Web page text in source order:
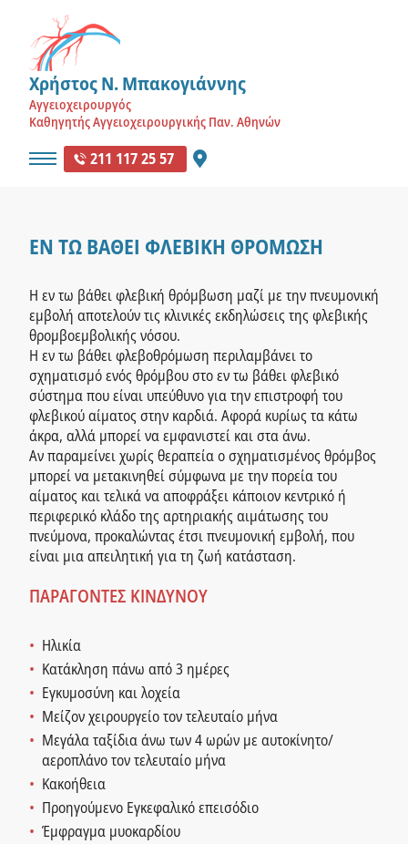
Χρήστος Ν. Μπακογιάννης
Αγγειοχειρουργός
Καθηγητής Αγγειοχειρουργικής Παν. Αθηνών
211 117 25 57
ΕΝ ΤΩ ΒΑΘΕΙ ΦΛΕΒΙΚΗ ΘΡΟΜΩΣΗ
Η εν τω βάθει φλεβική θρόμβωση μαζί με την πνευμονική
εμβολή αποτελούν τις κλινικές εκδηλώσεις της φλεβικής
θρομβοεμβολικής νόσου.
Η εν τω βάθει φλεβοθρόμωση περιλαμβάνει το
σχηματισμό ενός θρόμβου στο εν τω βάθει φλεβικό
σύστημα που είναι υπεύθυνο για την επιστροφή του
φλεβικού αίματος στην καρδιά. Αφορά κυρίως τα κάτω
άκρα, αλλά μπορεί να εμφανιστεί και στα άνω.
Αν παραμείνει χωρίς θεραπεία ο σχηματισμένος θρόμβος
μπορεί να μετακινηθεί σύμφωνα με την πορεία του
αίματος και τελικά να αποφράξει κάποιον κεντρικό ή
περιφερικό κλάδο της αρτηριακής αιμάτωσης του
πνεύμονα, προκαλώντας έτσι πνευμονική εμβολή, που
είναι μια απειλητική για τη ζωή κατάσταση.
ΠΑΡΑΓΟΝΤΕΣ ΚΙΝΔΥΝΟΥ
Ηλικία
Κατάκληση πάνω από 3 ημέρες
Εγκυμοσύνη και λοχεία
Μείζον χειρουργείο τον τελευταίο μήνα
Μεγάλα ταξίδια άνω των 4 ωρών με αυτοκίνητο/
αεροπλάνο τον τελευταίο μήνα
Κακοήθεια
Προηγούμενο Εγκεφαλικό επεισόδιο
Έμφραγμα μυοκαρδίου